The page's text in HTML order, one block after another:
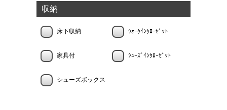
収納
床下収納 ｳｫｰｸｲﾝｸﾛｰｾﾞｯﾄ
家具付 ｼｭｰｽﾞｲﾝｸﾛｰｾﾞｯﾄ
シューズボックス